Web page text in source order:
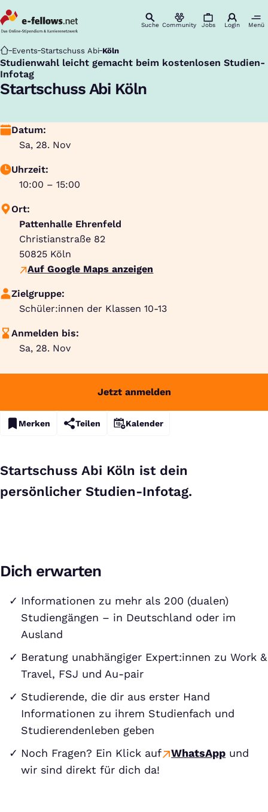
Suche Community Jobs Login Menü
Startseite
Events Startschuss Abi Köln
Studienwahl leicht gemacht beim kostenlosen Studien-
Infotag
:
Startschuss Abi Köln
Datum:
Sa, 28. Nov
Uhrzeit:
10:00 – 15:00
Ort:
Pattenhalle Ehrenfeld
Christianstraße 82
50825 Köln
Auf Google Maps anzeigen
Zielgruppe:
Schüler:innen der Klassen 10-13
Anmelden bis:
Sa, 28. Nov
Jetzt anmelden
Merken Teilen Kalender
Startschuss Abi Köln ist dein
persönlicher Studien-Infotag.
Dich erwarten
Informationen zu mehr als 200 (dualen)
Studiengängen – in Deutschland oder im
Ausland
Beratung unabhängiger Expert:innen zu Work &
Travel, FSJ und Au-pair
Studierende, die dir aus erster Hand
Informationen zu ihrem Studienfach und
Studierendenleben geben
Noch Fragen? Ein Klick auf
WhatsApp und
wir sind direkt für dich da!